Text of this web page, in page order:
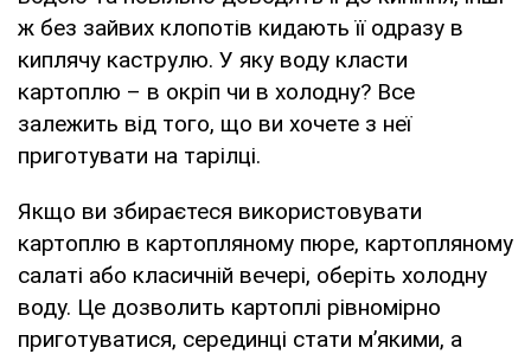
ж без зайвих клопотів кидають її одразу в
киплячу каструлю. У яку воду класти
картоплю – в окріп чи в холодну? Все
залежить від того, що ви хочете з неї
приготувати на тарілці.
Якщо ви збираєтеся використовувати
картоплю в картопляному пюре, картопляному
салаті або класичній вечері, оберіть холодну
воду. Це дозволить картоплі рівномірно
приготуватися, серединці стати м’якими, а